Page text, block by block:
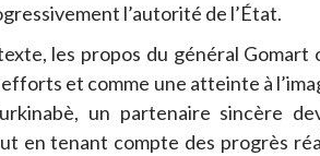
l’autorité de l’État.
les propos du général
et comme une atteinte à
un partenaire sincère
en tenant compte des progrès